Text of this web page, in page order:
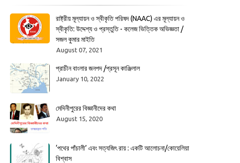
রাষ্ট্রীয় মূল্যায়ন ও স্বীকৃতি পরিষদ (NAAC) এর মূল্যায়ন ও
স্বীকৃতি: উদ্দেশ্য ও প্রস্তুতি - কলেজ ভিত্তিক অভিজ্ঞতা /
সজল কুমার মাইতি
August 07, 2021
প্রাচীন বাংলার জনপদ /প্রসূন কাঞ্জিলাল
January 10, 2022
মেদিনীপুরের বিজ্ঞানীদের কথা
August 15, 2020
‘পথের পাঁচালী’ এবং সত্যজিৎ রায় : একটি আলোচনা/কোয়েলিয়া
বিশ্বাস